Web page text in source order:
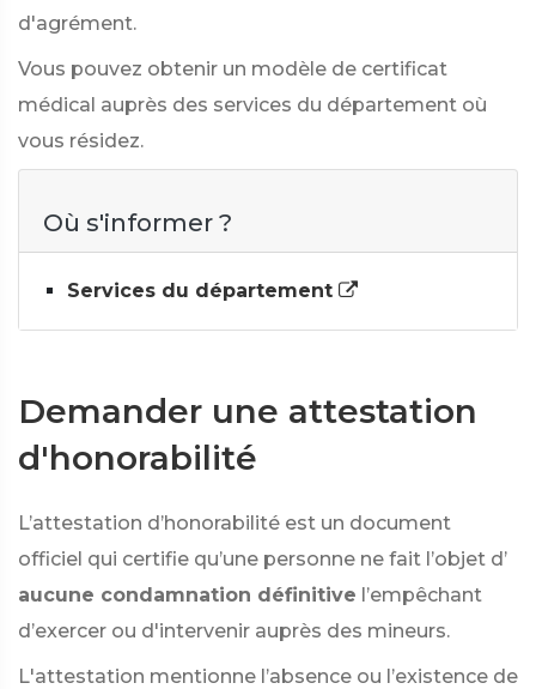
d'agrément.
Vous pouvez obtenir un modèle de certificat
médical auprès des services du département où
vous résidez.
Où s'informer ?
Services du département
Demander une attestation
d'honorabilité
L’attestation d’honorabilité est un document
officiel qui certifie qu’une personne ne fait l’objet d’
aucune condamnation définitive l’empêchant
d’exercer ou d'intervenir auprès des mineurs.
L'attestation mentionne l’absence ou l’existence de